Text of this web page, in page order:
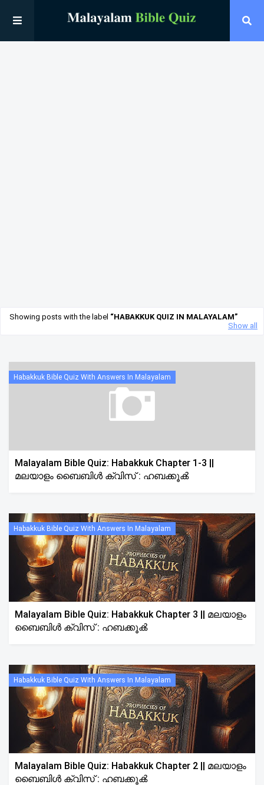
Showing posts with the label
HABAKKUK QUIZ IN MALAYALAM
Show all
Habakkuk Bible Quiz With Answers In Malayalam
Malayalam Bible Quiz: Habakkuk Chapter 1-3 ||
മലയാളം ബൈബിൾ ക്വിസ് : ഹബക്കൂക്‍
Habakkuk Bible Quiz With Answers In Malayalam
Malayalam Bible Quiz: Habakkuk Chapter 3 || മലയാളം
ബൈബിൾ ക്വിസ് : ഹബക്കൂക്‍
Habakkuk Bible Quiz With Answers In Malayalam
Malayalam Bible Quiz: Habakkuk Chapter 2 || മലയാളം
ബൈബിൾ ക്വിസ് : ഹബക്കൂക്‍